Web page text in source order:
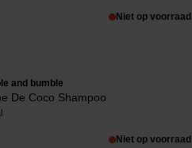
Niet op voorraad
and bumble
De Coco Shampoo
Niet op voorraad